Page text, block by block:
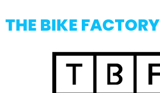
THE BIKE FACTORY